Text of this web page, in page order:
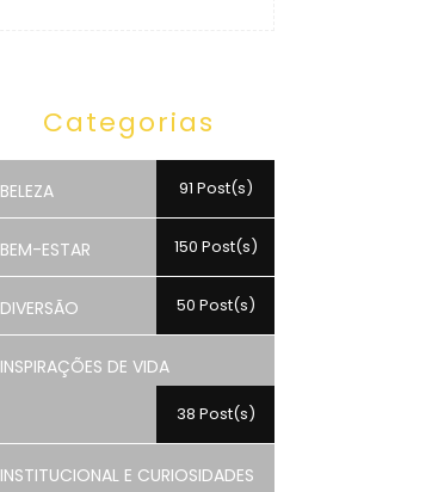
Categorias
BELEZA 91 Post(s)
BEM-ESTAR 150 Post(s)
DIVERSÃO 50 Post(s)
INSPIRAÇÕES DE VIDA
38 Post(s)
INSTITUCIONAL E CURIOSIDADES